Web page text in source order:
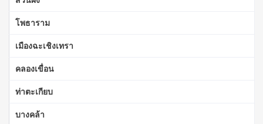
โพธาราม
เมืองฉะเชิงเทรา
คลองเขื่อน
ท่าตะเกียบ
บางคล้า